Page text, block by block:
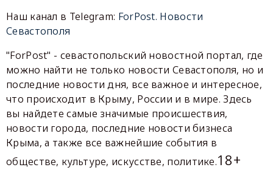
Наш канал в Telegram: ForPost. Новости
Севастополя
"ForPost" - севастопольский новостной портал, где
можно найти не только новости Севастополя, но и
последние новости дня, все важное и интересное,
что происходит в Крыму, России и в мире. Здесь
вы найдете самые значимые происшествия,
новости города, последние новости бизнеса
Крыма, а также все важнейшие события в
обществе, культуре, искусстве, политике.18+